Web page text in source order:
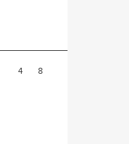
4 8